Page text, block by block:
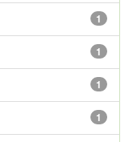
1
1
1
1